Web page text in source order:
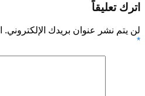
اترك تعليقاً
لن يتم نشر عنوان بريدك الإلكتروني.
*